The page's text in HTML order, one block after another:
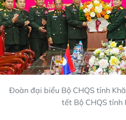
Đoàn đại biểu Bộ CHQS tỉnh
tết Bộ CHQS tỉnh